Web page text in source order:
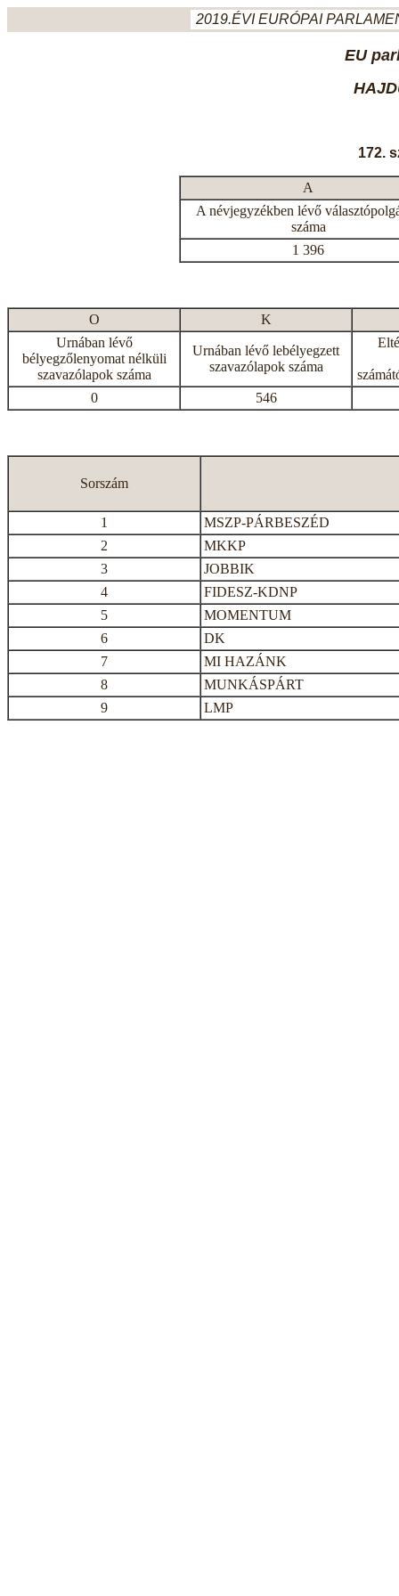
2019.ÉVI EURÓPAI
EU
172.
A
A névjegyzékben lévő
száma
1 396
O
K
Urnában lévő
bélyegzőlenyomat nélküli
szavazólapok száma
Urnában lévő lebélyegzett
szavazólapok száma
0
546
Sorszám
1
MSZP-PÁRBESZÉD
2
MKKP
3
JOBBIK
4
FIDESZ-KDNP
5
MOMENTUM
6
DK
7
MI HAZÁNK
8
MUNKÁSPÁRT
9
LMP